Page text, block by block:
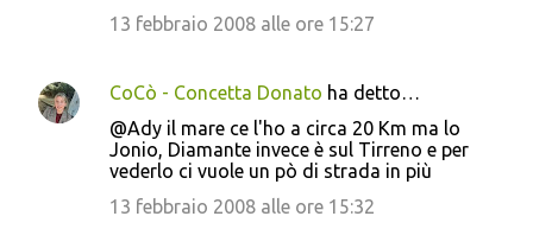
i
13 febbraio 2008 alle ore 15:27
CoCò - Concetta Donato ha detto…
@Ady il mare ce l'ho a circa 20 Km ma lo
Jonio, Diamante invece è sul Tirreno e per
vederlo ci vuole un pò di strada in più
13 febbraio 2008 alle ore 15:32